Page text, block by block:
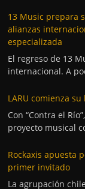
13 Music prepara
alianzas
especializada
El regreso de 13
internacional. A
LARU comienza
Con “Contra el
proyecto musical
Rockaxis apuesta
primer invitado
La agrupación